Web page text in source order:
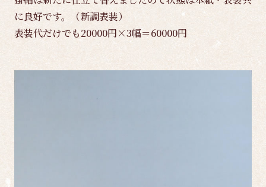
に良好です。（新調表装）
表装代だけでも20000円×3幅＝60000円